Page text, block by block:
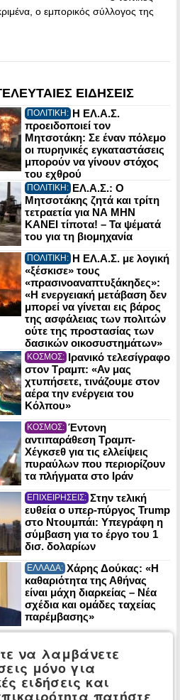
ο εμπορικός σύλλογος της
ΕΙΔΗΣΕΙΣ
ΠΟΛΙΤΙΚΗ: Η ΕΛ.Α.Σ.
προειδοποιεί τον
Μητσοτάκη: Σε έναν πόλεμο
οι πυρηνικές εγκαταστάσεις
μπορούν να γίνουν στόχος
του εχθρού
ΠΟΛΙΤΙΚΗ: ΕΛ.Α.Σ.: Ο
Μητσοτάκης ζητά και τρίτη
τετραετία για ΝΑ ΜΗΝ
ΚΑΝΕΙ τίποτα! – Τα ψέματά
του για τη βιομηχανία
ΠΟΛΙΤΙΚΗ: Η ΕΛ.Α.Σ. με λογική
«ξέσκισε» τους
«πρασινοαναπτυξάκηδες»:
«Η ενεργειακή μετάβαση δεν
μπορεί να γίνεται εις βάρος
της ασφάλειας των πολιτών
ούτε της προστασίας των
δασικών οικοσυστημάτων»
ΚΟΣΜΟΣ: Ιρανικό τελεσίγραφο
στον Τραμπ: «Αν μας
χτυπήσετε, τινάζουμε στον
αέρα την ενέργεια του
Κόλπου»
ΚΟΣΜΟΣ: Έντονη
αντιπαράθεση Τραμπ-
Χέγκσεθ για τις ελλείψεις
πυραύλων που περιορίζουν
τα πλήγματα στο Ιράν
ΕΠΙΧΕΙΡΗΣΕΙΣ: Στην τελική
ευθεία ο υπερ-πύργος Trump
στο Ντουμπάι: Υπεγράφη η
σύμβαση για το έργο του 1
δισ. δολαρίων
ΕΛΛΑΔΑ: Χάρης Δούκας: «Η
καθαριότητα της Αθήνας
είναι μάχη διαρκείας – Νέα
σχέδια και ομάδες ταχείας
παρέμβασης»
μερική οριοθέτηση ΑΟΖ
Ελλάδας-Αιγύπτου – Νίκος
Δένδιας: «Κατοχυρώσαμε το
εθνικό συμφέρον»
να λαμβάνετε
μόνο για
ειδήσεις και
πατήστε